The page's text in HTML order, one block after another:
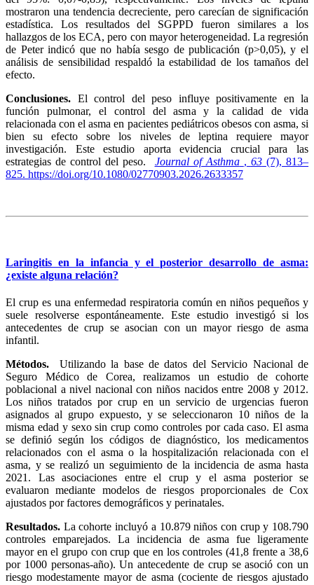
mostraron una tendencia decreciente, pero carecían de significación
estadística. Los resultados del SGPPD fueron similares a los
hallazgos de los ECA, pero con mayor heterogeneidad. La regresión
de Peter indicó que no había sesgo de publicación (p>0,05), y el
análisis de sensibilidad respaldó la estabilidad de los tamaños del
efecto.
Conclusiones. El control del peso influye positivamente en la
función pulmonar, el control del asma y la calidad de vida
relacionada con el asma en pacientes pediátricos obesos con asma, si
bien su efecto sobre los niveles de leptina requiere mayor
investigación. Este estudio aporta evidencia crucial para las
estrategias de control del peso.
Journal of Asthma , 63 (7), 813–
825. https://doi.org/10.1080/02770903.2026.2633357
Laringitis en la infancia y el posterior desarrollo de asma:
¿existe alguna relación?
El crup es una enfermedad respiratoria común en niños pequeños y
suele resolverse espontáneamente. Este estudio investigó si los
antecedentes de crup se asocian con un mayor riesgo de asma
infantil.
Métodos. Utilizando la base de datos del Servicio Nacional de
Seguro Médico de Corea, realizamos un estudio de cohorte
poblacional a nivel nacional con niños nacidos entre 2008 y 2012.
Los niños tratados por crup en un servicio de urgencias fueron
asignados al grupo expuesto, y se seleccionaron 10 niños de la
misma edad y sexo sin crup como controles por cada caso. El asma
se definió según los códigos de diagnóstico, los medicamentos
relacionados con el asma o la hospitalización relacionada con el
asma, y ​​se realizó un seguimiento de la incidencia de asma hasta
2021. Las asociaciones entre el crup y el asma posterior se
evaluaron mediante modelos de riesgos proporcionales de Cox
ajustados por factores demográficos y perinatales.
Resultados. La cohorte incluyó a 10.879 niños con crup y 108.790
controles emparejados. La incidencia de asma fue ligeramente
mayor en el grupo con crup que en los controles (41,8 frente a 38,6
por 1000 personas-año). Un antecedente de crup se asoció con un
riesgo modestamente mayor de asma (cociente de riesgos ajustado